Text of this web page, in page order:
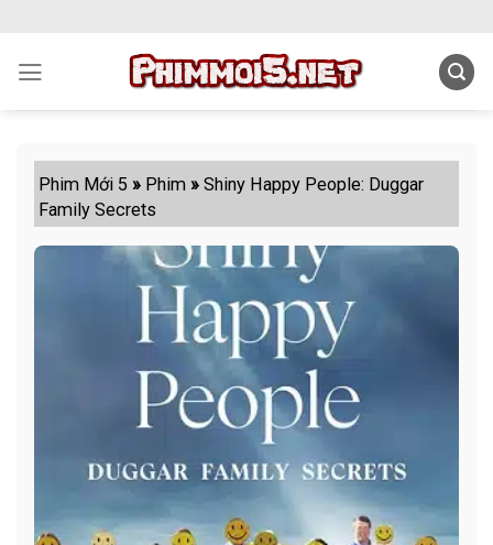
content
Phim Mới 5 » Phim »Shiny Happy People: Duggar
Family Secrets